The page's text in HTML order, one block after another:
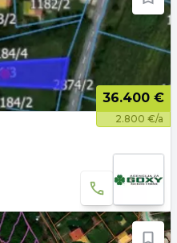
36.400 €
2.800 €/a